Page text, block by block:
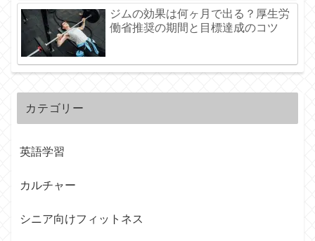
ジムの効果は何ヶ月で出る？厚生労
働省推奨の期間と目標達成のコツ
カテゴリー
英語学習
カルチャー
シニア向けフィットネス